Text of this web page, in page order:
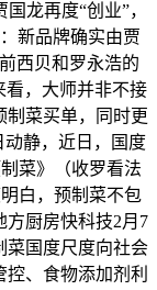
龙再度“创业”，
新品牌确实由贾
西贝和罗永浩的
看，大师并非不接
制菜买单，同时更
动静，近日，国度
菜》（收罗看法
白，预制菜不包
方厨房快科技2月7
菜国度尺度向社会
、食物添加剂利